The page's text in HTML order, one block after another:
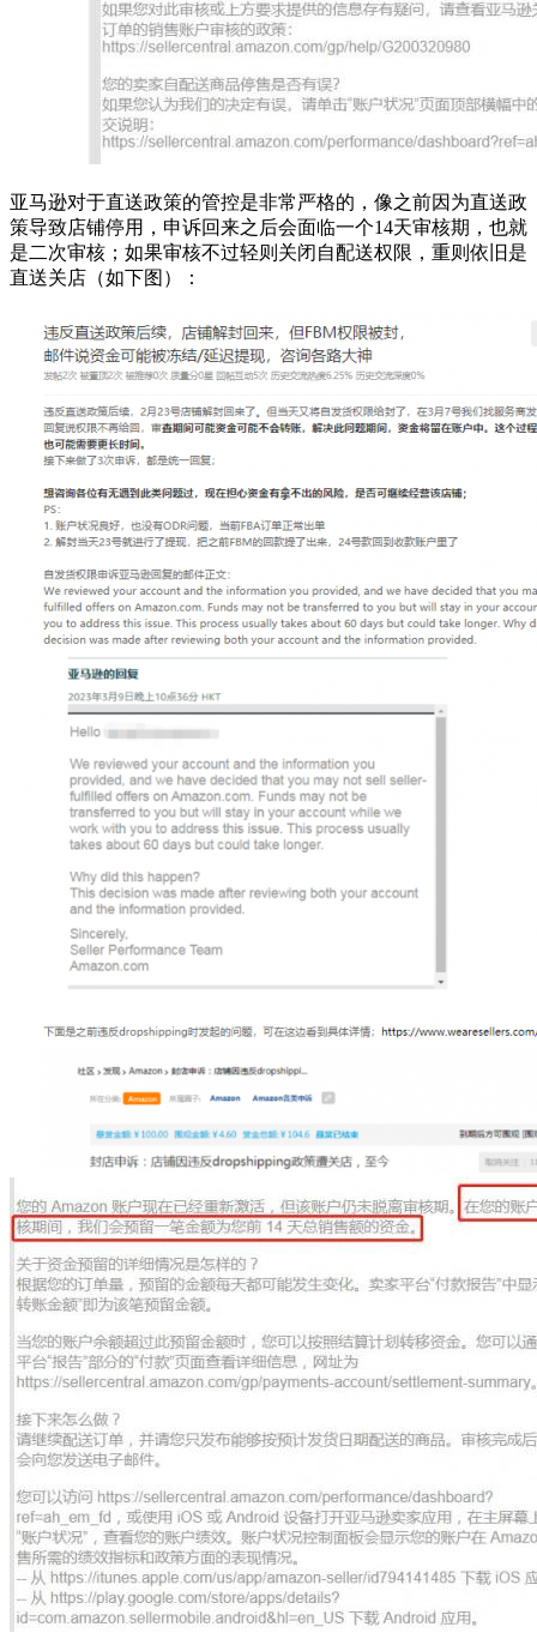
亚马逊对于直送政策的管控是非常严格的，像之前因为直送政
策导致店铺停用，申诉回来之后会面临一个14天审核期，也就
是二次审核；如果审核不过轻则关闭自配送权限，重则依旧是
直送关店（如下图）：